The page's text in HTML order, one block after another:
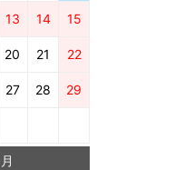
13 14 15
20 21 22
27 28 29